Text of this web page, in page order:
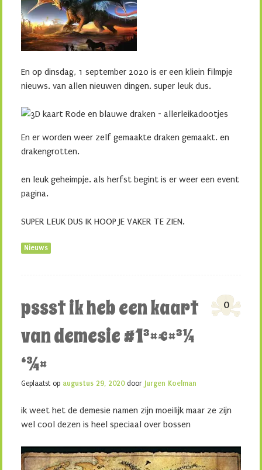
En op dinsdag, 1 september 2020 is er een kliein filmpje
nieuws. van allen nieuwen dingen. super leuk dus.
En er worden weer zelf gemaakte draken gemaakt. en
drakengrotten.
en leuk geheimpje. als herfst begint is er weer een event
pagina.
SUPER LEUK DUS IK HOOP JE VAKER TE ZIEN.
Nieuws
pssst ik heb een kaart
van demesie #1³¤€¤³¼
‘¾¤
0
Geplaatst op augustus 29, 2020door Jurgen Koelman
ik weet het de demesie namen zijn moeilijk maar ze zijn
wel cool dezen is heel speciaal over bossen